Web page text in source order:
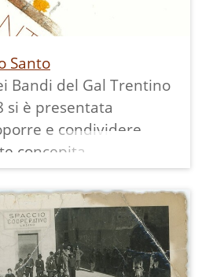
Santo
Bandi del Gal Trentino
si è presentata
e condividere
concepita
Vignaioli del Vino Santo
dei Laghi, di poter
appassitoio di
in disuso,
Caveau del Vino